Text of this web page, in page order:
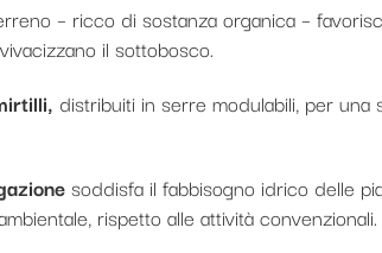
– ricco di sostanza organica –
il sottobosco.
distribuiti in serre modulabili, per
soddisfa il fabbisogno idrico delle
rispetto alle attività convenzionali.